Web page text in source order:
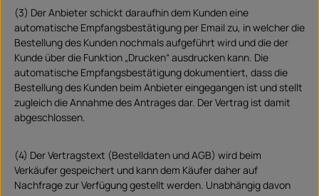
(3) Der Anbieter schickt daraufhin dem Kunden eine
automatische Empfangsbestätigung per Email zu, in welcher die
Bestellung des Kunden nochmals aufgeführt wird und die der
Kunde über die Funktion „Drucken“ ausdrucken kann. Die
automatische Empfangsbestätigung dokumentiert, dass die
Bestellung des Kunden beim Anbieter eingegangen ist und stellt
zugleich die Annahme des Antrages dar. Der Vertrag ist damit
abgeschlossen.
(4) Der Vertragstext (Bestelldaten und AGB) wird beim
Verkäufer gespeichert und kann dem Käufer daher auf
Nachfrage zur Verfügung gestellt werden. Unabhängig davon